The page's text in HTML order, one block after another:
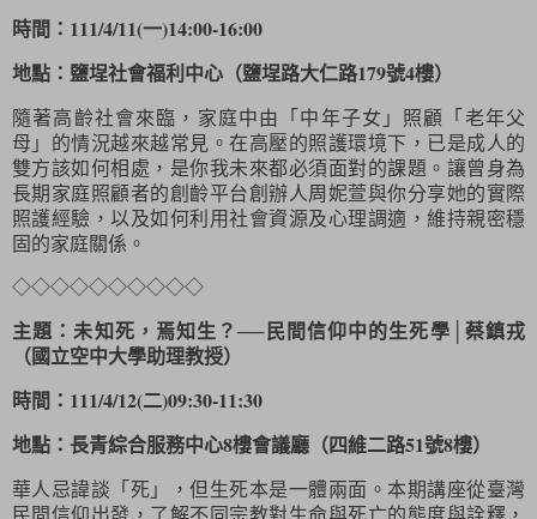
時間：111/4/11(一)14:00-16:00
地點：鹽埕社會福利中心（鹽埕路大仁路179號4樓）
隨著高齡社會來臨，家庭中由「中年子女」照顧「老年父
母」的情況越來越常見。在高壓的照護環境下，已是成人的
雙方該如何相處，是你我未來都必須面對的課題。讓曾身為
長期家庭照顧者的創齡平台創辦人周妮萱與你分享她的實際
照護經驗，以及如何利用社會資源及心理調適，維持親密穩
固的家庭關係。
◇◇◇◇◇◇◇◇◇◇
主題：未知死，焉知生？──民間信仰中的生死學│蔡鎮戎
（國立空中大學助理教授）
時間：111/4/12(二)09:30-11:30
地點：長青綜合服務中心8樓會議廳（四維二路51號8樓）
華人忌諱談「死」，但生死本是一體兩面。本期講座從臺灣
民間信仰出發，了解不同宗教對生命與死亡的態度與詮釋，